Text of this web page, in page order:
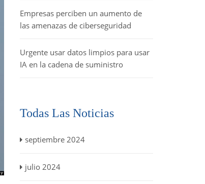
Empresas perciben un aumento de
las amenazas de ciberseguridad
Urgente usar datos limpios para usar
IA en la cadena de suministro
Todas Las Noticias
septiembre 2024
julio 2024